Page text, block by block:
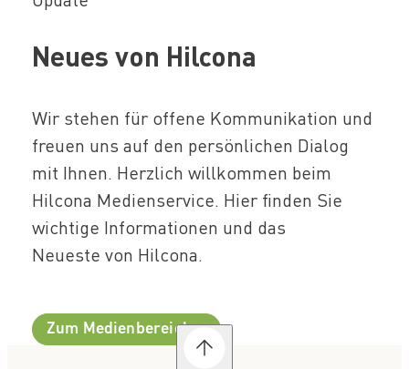
Update
Neues von Hilcona
Wir stehen für offene Kommunikation und
freuen uns auf den persönlichen Dialog
mit Ihnen. Herzlich willkommen beim
Hilcona Medienservice. Hier finden Sie
wichtige Informationen und das
Neueste von Hilcona.
Zum Medienbereich